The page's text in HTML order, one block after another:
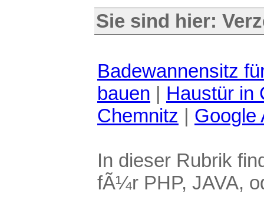
Sie sind hier:
Badewannensitz
bauen | Haustür in
Chemnitz | Google
In dieser Rubrik
fÃ¼r PHP, JAVA,